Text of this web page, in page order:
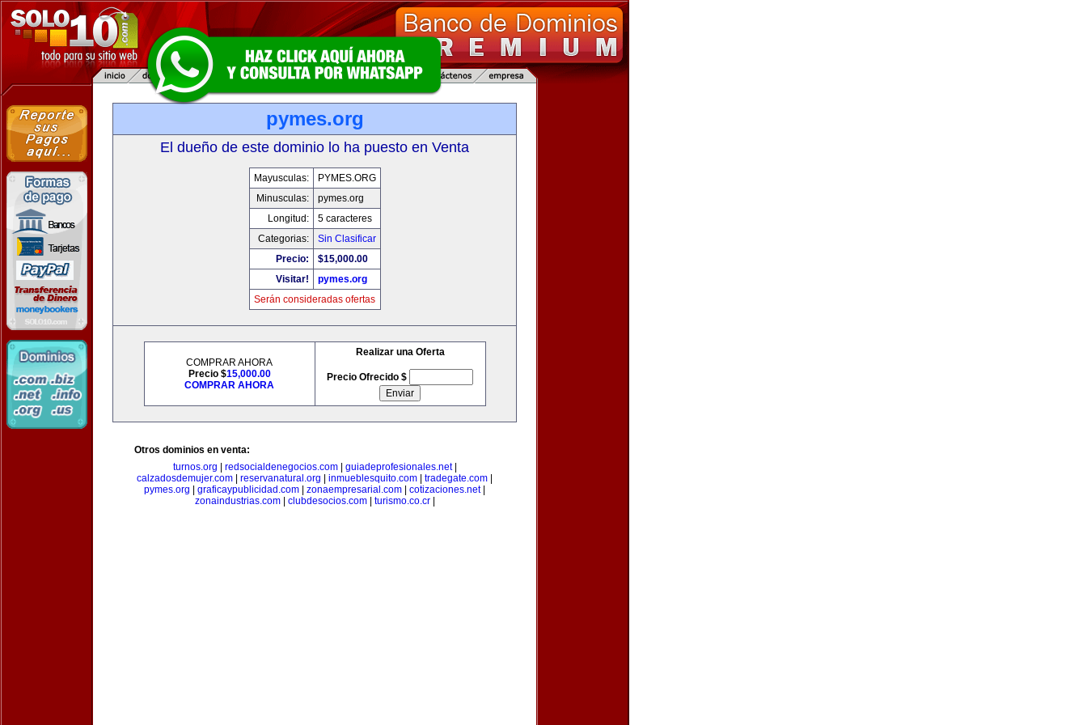
pymes.org
El dueño de este dominio lo ha puesto en Venta
Mayusculas:
PYMES.ORG
Minusculas:
pymes.org
Longitud:
5 caracteres
Categorias:
Sin Clasificar
Precio:
$15,000.00
Visitar!
pymes.org
Serán consideradas ofertas
COMPRAR AHORA
Precio $15,000.00
COMPRAR AHORA
Realizar una Oferta
Precio Ofrecido $
Otros dominios en venta:
turnos.org
redsocialdenegocios.com| guiadeprofesionales.net|
calzadosdemujer.com
reservanatural.org inmueblesquito.com tradegate.com
pymes.org
graficaypublicidad.com zonaempresarial.com cotizaciones.net|
zonaindustrias.com| clubdesocios.com| turismo.co.cr|